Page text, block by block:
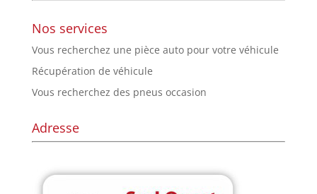
Nos services
Vous recherchez une pièce auto pour votre véhicule
Récupération de véhicule
Vous recherchez des pneus occasion
Adresse